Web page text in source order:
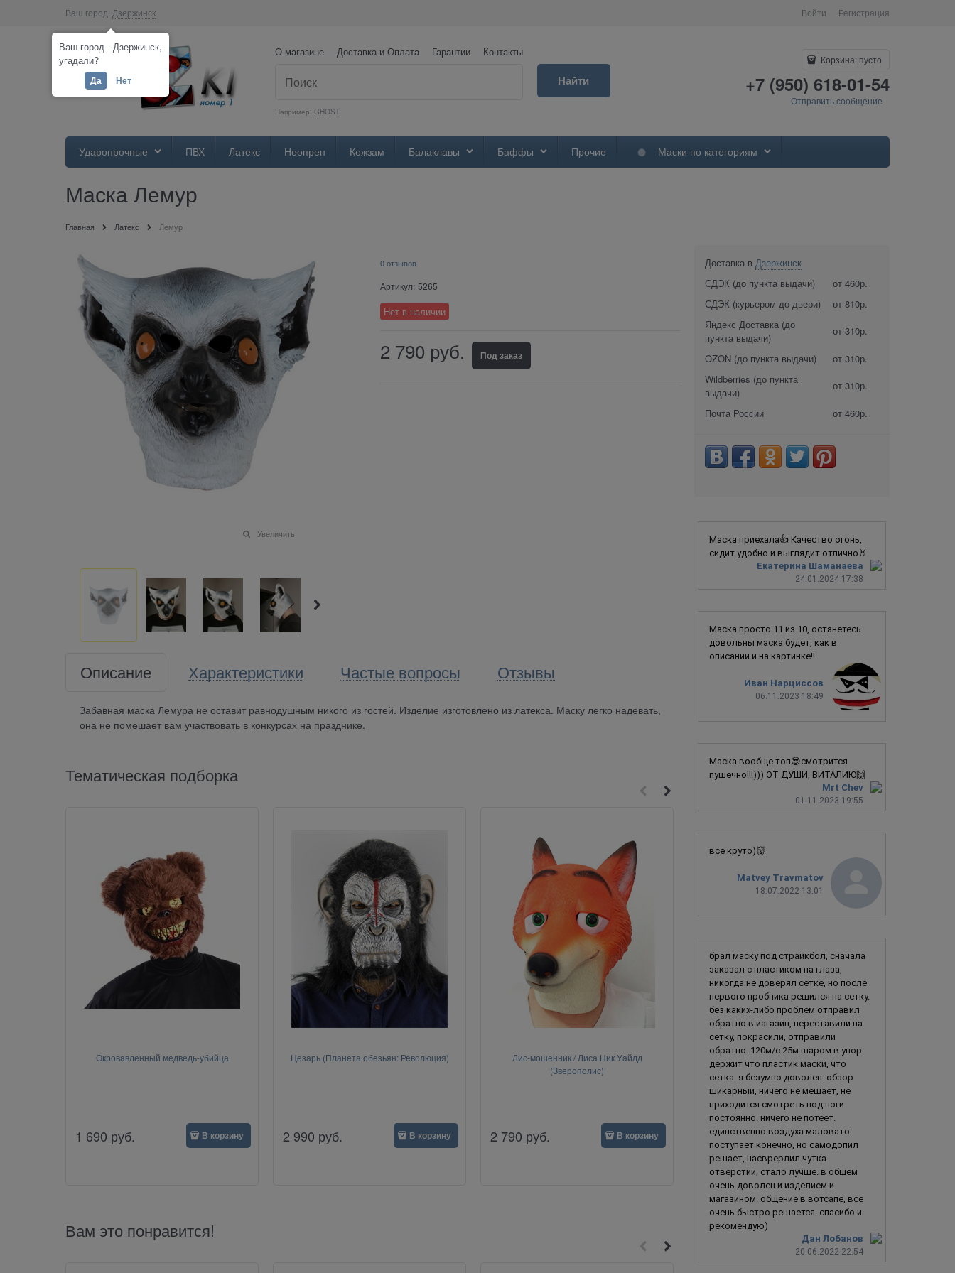
Ваш город: Дзержинск Войти Регистрация
О магазине Доставка и Оплата Гарантии Контакты
Например: GHOST
Найти
Корзина: пусто
+7 (950) 618-01-54
Отправить сообщение
Ударопрочные ПВХ Латекс Неопрен Кожзам Балаклавы Баффы Прочие Маски по категориям
Маска Лемур
Главная Латекс Лемур
Увеличить
0 отзывов
Артикул: 5265
Нет в наличии
2 790 руб. Под заказ
Описание Характеристики Частые вопросы Отзывы
Забавная маска Лемура не оставит равнодушным никого из гостей. Изделие изготовлено из латекса. Маску легко надевать,
она не помешает вам участвовать в конкурсах на празднике.
Тематическая подборка
Окровавленный медведь-убийца
1 690 руб. В корзину
Цезарь (Планета обезьян: Революция)
2 990 руб. В корзину
Лис-мошенник / Лиса Ник Уайлд
(Зверополис)
2 790 руб. В корзину
Динозавр 2.0
3 990 руб. В корзину
Вам это понравится!
Доставка в Дзержинск
СДЭК (до пункта выдачи)
от 460р.
СДЭК (курьером до двери)
от 810р.
Яндекс Доставка (до
пункта выдачи)
от 310р.
OZON (до пункта выдачи)
от 310р.
Wildberries (до пункта
выдачи)
от 310р.
Почта России от 460р.
Екатерина Шаманаева
24.01.2024 17:38
Маска приехала👍 Качество огонь,
сидит удобно и выглядит отлично🤘
Иван Нарциссов
06.11.2023 18:49
Маска просто 11 из 10, останетесь
довольны маска будет, как в
описании и на картинке!!
Mrt Chev
01.11.2023 19:55
Маска вообще топ😎смотрится
пушечно!!!))) ОТ ДУШИ, ВИТАЛИЮ🙌
Matvey Travmatov
18.07.2022 13:01
все круто)👹
Дан Лобанов
20.06.2022 22:54
брал маску под страйкбол, сначала
заказал с пластиком на глаза,
никогда не доверял сетке, но после
первого пробника решился на сетку.
без каких-либо проблем отправил
обратно в иагазин, переставили на
сетку, покрасили, отправили
обратно. 120м/с 25м шаром в упор
держит что пластик маски, что
сетка. я безумно доволен. обзор
шикарный, ничего не мешает, не
приходится смотреть под ноги
постоянно. ничего не потеет.
единственно воздуха маловато
поступает конечно, но самодопил
решает, насврерлил чутка
отверстий, стало лучше. в общем
очень доволен и изделием и
магазином. общение в вотсапе, все
очень быстро решается. спасибо и
рекомендую)
Ваш город - Дзержинск,
угадали?
Да Нет